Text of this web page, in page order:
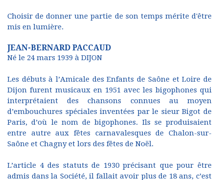
Choisir de donner une partie de son temps mérite d'être
mis en lumière.
JEAN-BERNARD PACCAUD
Né le 24 mars 1939 à DIJON
Les débuts à l’Amicale des Enfants de Saône et Loire de
Dijon furent musicaux en 1951 avec les bigophones qui
interprétaient des chansons connues au moyen
d’embouchures spéciales inventées par le sieur Bigot de
Paris, d’où le nom de bigophones. Ils se produisaient
entre autre aux fêtes carnavalesques de Chalon-sur-
Saône et Chagny et lors des fêtes de Noël.
L’article 4 des statuts de 1930 précisant que pour être
admis dans la Société, il fallait avoir plus de 18 ans, c’est